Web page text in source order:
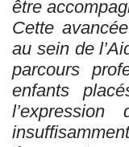
être
Cette
au sein de
parcours
enfants